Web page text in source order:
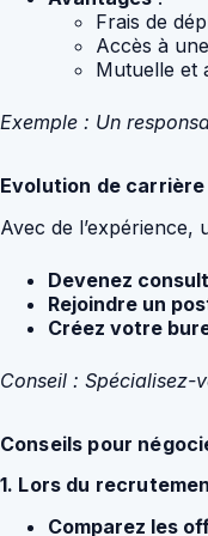
Frais de
Accès à
Mutuelle et
Exemple : Un
Evolution de
Avec de l’expérience,
Devenez
Rejoindre un
Créez votre
Conseil : Spécialisez-
Conseils pour
1. Lors du
Comparez les